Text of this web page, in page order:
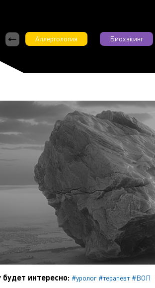
Аллергология
Биохакинг
2025
будет интересно: #уролог #терапевт #ВОП